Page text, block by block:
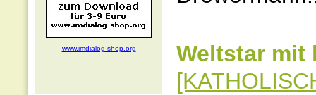
www.imdialog-shop.org
Weltstar mit